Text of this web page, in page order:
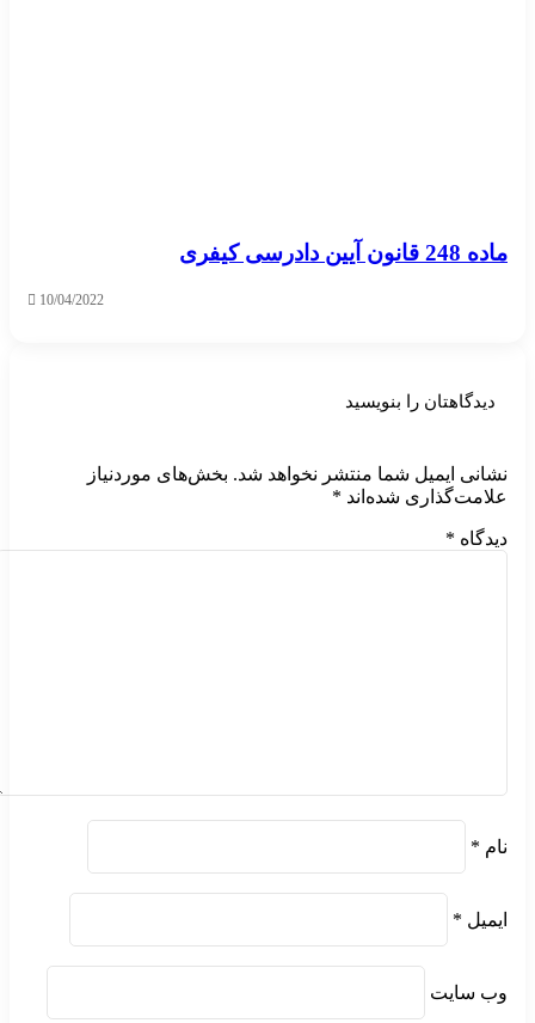
ماده 248 قانون آیین دادرسی کیفری
10/04/2022
دیدگاهتان را بنویسید
نشانی ایمیل شما منتشر نخواهد شد. بخش‌های موردنیاز
علامت‌گذاری شده‌اند *
دیدگاه *
نام *
ایمیل *
وب‌ سایت